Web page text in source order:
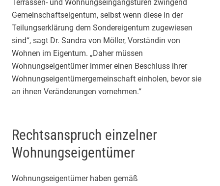
Terrassen- und Wohnungseingangstüren zwingend
Gemeinschaftseigentum, selbst wenn diese in der
Teilungserklärung dem Sondereigentum zugewiesen
sind“, sagt Dr. Sandra von Möller, Vorständin von
Wohnen im Eigentum. „Daher müssen
Wohnungseigentümer immer einen Beschluss ihrer
Wohnungseigentümergemeinschaft einholen, bevor sie
an ihnen Veränderungen vornehmen.“
Rechtsanspruch einzelner
Wohnungseigentümer
Wohnungseigentümer haben gemäß